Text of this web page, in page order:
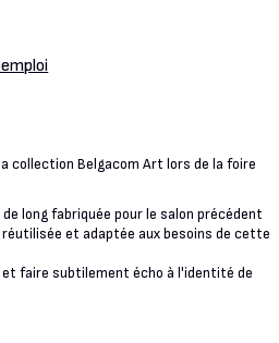
collection Belgacom Art lors de la foire
long fabriquée pour le salon précédent
et adaptée aux besoins de cette
faire subtilement écho à l'identité de